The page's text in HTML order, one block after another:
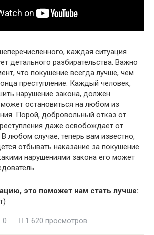
каждая ситуация
детального разбирательства. Важно
что покушение всегда лучше, чем
преступление. Каждый человек,
нарушение закона, должен
остановиться на любом из
Порой, добровольный отказ от
даже освобождает от
В любом случае, теперь вам известно,
отбывать наказание за покушение
нарушениями закона его может
это поможет нам стать лучше:
0 1 620 просмотров